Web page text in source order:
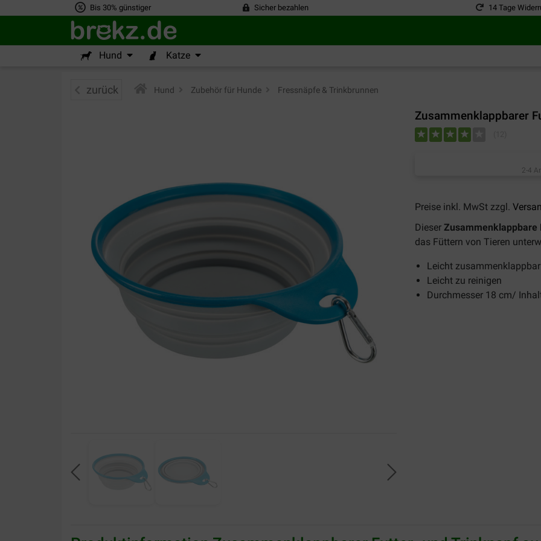
Bis 30% günstiger Sicher bezahlen 14 Tage
Hund Katze
zurück Hund Zubehör für Hunde Fressnäpfe & Trinkbrunnen
Zusammenklappbarer
2-4
Preise inkl. MwSt zzgl.
Dieser Zusammenklappbare
das Füttern von Tieren
Leicht zusammenklappbar
Leicht zu reinigen
Durchmesser 18 cm/